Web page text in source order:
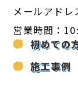
メールアド
営業時間：
初めての
施工事例